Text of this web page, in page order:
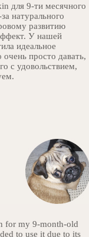
для 9-ти месячного
натурального
развитию
У нашей
идеальное
просто давать,
с удовольствием,
for my 9-month-old
to use it due to its